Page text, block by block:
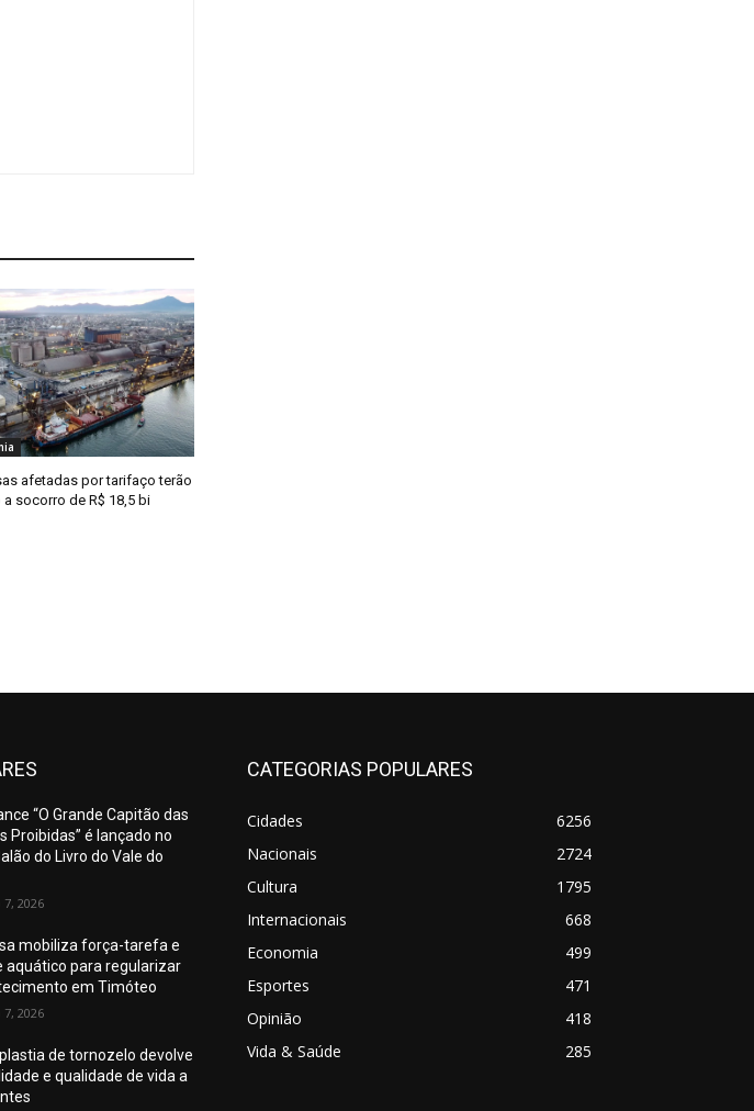
afetadas por tarifaço terão
socorro de R$ 18,5 bi
“O Grande Capitão das
Proibidas” é lançado no
do Livro do Vale do
2026
mobiliza força-tarefa e
aquático para regularizar
em Timóteo
2026
de tornozelo devolve
e qualidade de vida a
CATEGORIAS POPULARES
Cidades
6256
Nacionais
2724
Cultura
1795
Internacionais
668
Economia
499
Esportes
471
Opinião
418
Vida & Saúde
285